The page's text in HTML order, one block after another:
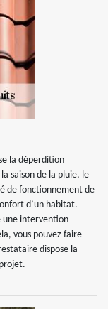
la déperdition
saison de la pluie, le
de fonctionnement de
d’un habitat.
intervention
vous pouvez faire
dispose la